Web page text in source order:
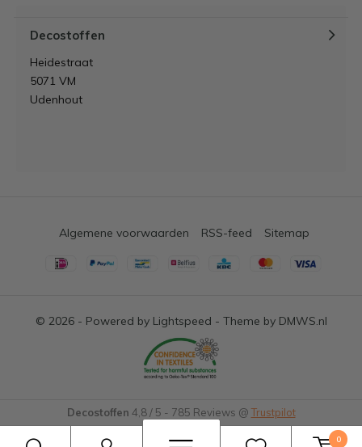
0
Decostoffen
Heidestraat
5071 VM
Udenhout
© 2026 - Powered by Lightspeed - Theme by DMWS.nl
Algemene voorwaarden RSS-feed Sitemap
Decostoffen 4,8/ 5 - 785 Reviews @ Trustpilot